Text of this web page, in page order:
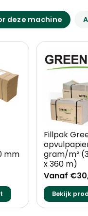
deze machine
mm
Fillpak
gram/m²
x 360 m)
Vanaf
Bekijk